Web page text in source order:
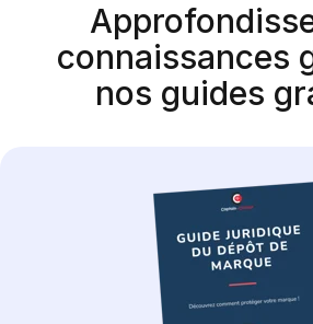
connaissances
nos guides